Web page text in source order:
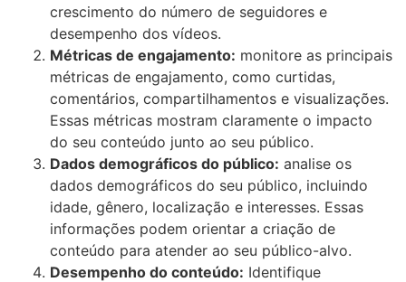
crescimento do número de seguidores e
desempenho dos vídeos.
Métricas de engajamento: monitore as principais
métricas de engajamento, como curtidas,
comentários, compartilhamentos e visualizações.
Essas métricas mostram claramente o impacto
do seu conteúdo junto ao seu público.
Dados demográficos do público: analise os
dados demográficos do seu público, incluindo
idade, gênero, localização e interesses. Essas
informações podem orientar a criação de
conteúdo para atender ao seu público-alvo.
Desempenho do conteúdo: Identifique